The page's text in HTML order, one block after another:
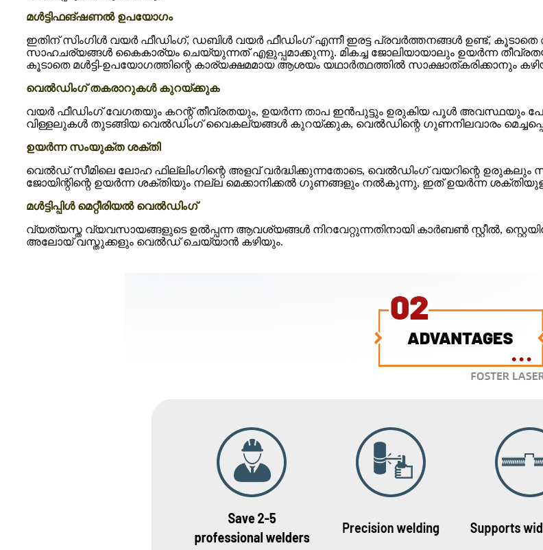
മൾട്ടിഫങ്ഷണൽ ഉപയോഗം
ഇതിന് സിംഗിൾ വയർ ഫീഡിംഗ്, ഡബിൾ വയർ ഫീഡിംഗ് എന്നീ ഇരട്ട പ്രവർത്തനങ്ങൾ ഉണ്ട്, കൂടാതെ
സാഹചര്യങ്ങൾ കൈകാര്യം ചെയ്യുന്നത് എളുപ്പമാക്കുന്നു. മികച്ച ജോലിയായാലും ഉയർന്ന
കൂടാതെ മൾട്ടി-ഉപയോഗത്തിന്റെ കാര്യക്ഷമമായ ആശയം യഥാർത്ഥത്തിൽ സാക്ഷാത്കരിക്കാനും
വെൽഡിംഗ് തകരാറുകൾ കുറയ്ക്കുക
വയർ ഫീഡിംഗ് വേഗതയും കറന്റ് തീവ്രതയും, ഉയർന്ന താപ ഇൻപുട്ടും ഉരുകിയ പൂൾ അവസ്ഥയും
വിള്ളലുകൾ തുടങ്ങിയ വെൽഡിംഗ് വൈകല്യങ്ങൾ കുറയ്ക്കുക, വെൽഡിന്റെ ഗുണനിലവാരം
ഉയർന്ന സംയുക്ത ശക്തി
വെൽഡ് സീമിലെ ലോഹ ഫില്ലിംഗിന്റെ അളവ് വർദ്ധിക്കുന്നതോടെ, വെൽഡിംഗ് വയറിന്റെ
ജോയിന്റിന്റെ ഉയർന്ന ശക്തിയും നല്ല മെക്കാനിക്കൽ ഗുണങ്ങളും നൽകുന്നു, ഇത് ഉയർന്ന
മൾട്ടിപ്പിൾ മെറ്റീരിയൽ വെൽഡിംഗ്
വ്യത്യസ്ത വ്യവസായങ്ങളുടെ ഉൽപ്പന്ന ആവശ്യങ്ങൾ നിറവേറ്റുന്നതിനായി കാർബൺ സ്റ്റീൽ,
അലോയ് വസ്തുക്കളും വെൽഡ് ചെയ്യാൻ കഴിയും.